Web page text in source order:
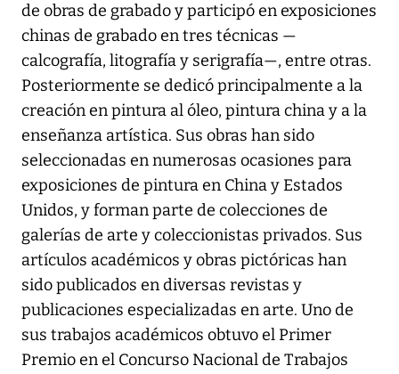
de obras de grabado y participó en exposiciones
chinas de grabado en tres técnicas —
calcografía, litografía y serigrafía—, entre otras.
Posteriormente se dedicó principalmente a la
creación en pintura al óleo, pintura china y a la
enseñanza artística. Sus obras han sido
seleccionadas en numerosas ocasiones para
exposiciones de pintura en China y Estados
Unidos, y forman parte de colecciones de
galerías de arte y coleccionistas privados. Sus
artículos académicos y obras pictóricas han
sido publicados en diversas revistas y
publicaciones especializadas en arte. Uno de
sus trabajos académicos obtuvo el Primer
Premio en el Concurso Nacional de Trabajos